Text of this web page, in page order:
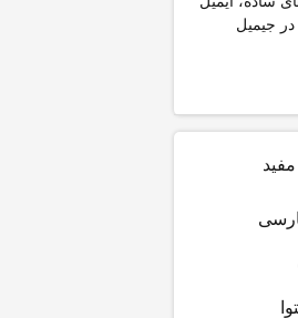
جیمیل